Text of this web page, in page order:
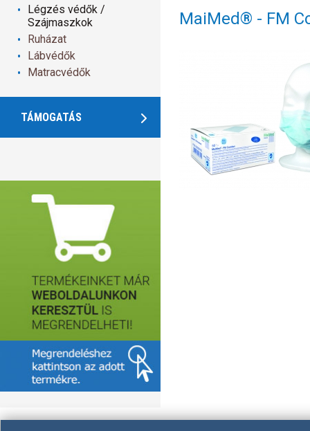
Légzés védők /
Szájmaszkok
Ruházat
Lábvédők
Matracvédők
TÁMOGATÁS
MaiMed® - FM